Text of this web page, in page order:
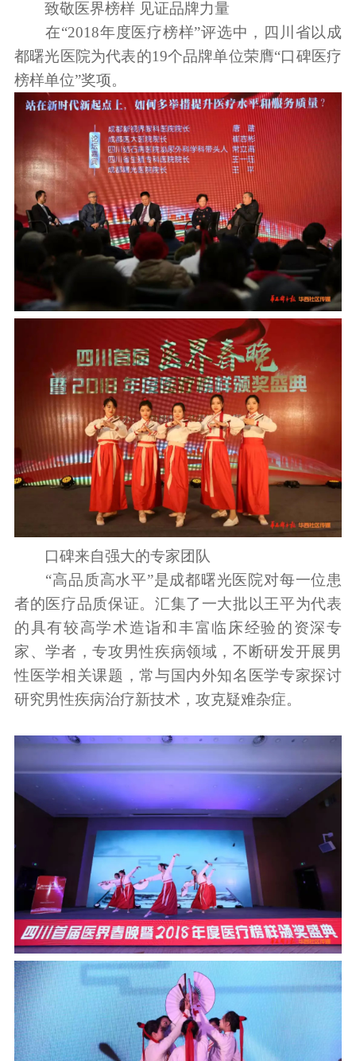
致敬医界榜样 见证品牌力量
在“2018年度医疗榜样”评选中，四川省以成
都曙光医院为代表的19个品牌单位荣膺“口碑医疗
榜样单位”奖项。
口碑来自强大的专家团队
“高品质高水平”是成都曙光医院对每一位患
者的医疗品质保证。汇集了一大批以王平为代表
的具有较高学术造诣和丰富临床经验的资深专
家、学者，专攻男性疾病领域，不断研发开展男
性医学相关课题，常与国内外知名医学专家探讨
研究男性疾病治疗新技术，攻克疑难杂症。